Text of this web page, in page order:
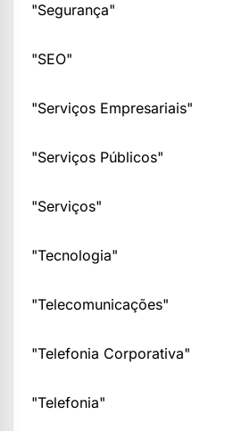
"Segurança"
"SEO"
"Serviços Empresariais"
"Serviços Públicos"
"Serviços"
"Tecnologia"
"Telecomunicações"
"Telefonia Corporativa"
"Telefonia"